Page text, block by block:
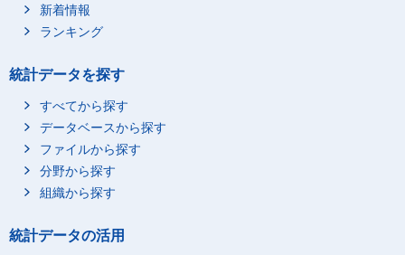
新着情報
ランキング
統計データを探す
すべてから探す
データベースから探す
ファイルから探す
分野から探す
組織から探す
統計データの活用